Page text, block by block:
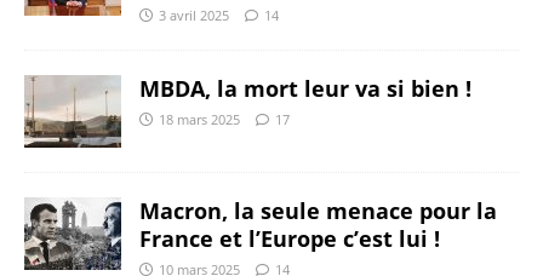
3 avril 2025 14
MBDA, la mort leur va si bien !
18 mars 2025 17
Macron, la seule menace pour la
France et l’Europe c’est lui !
10 mars 2025 14